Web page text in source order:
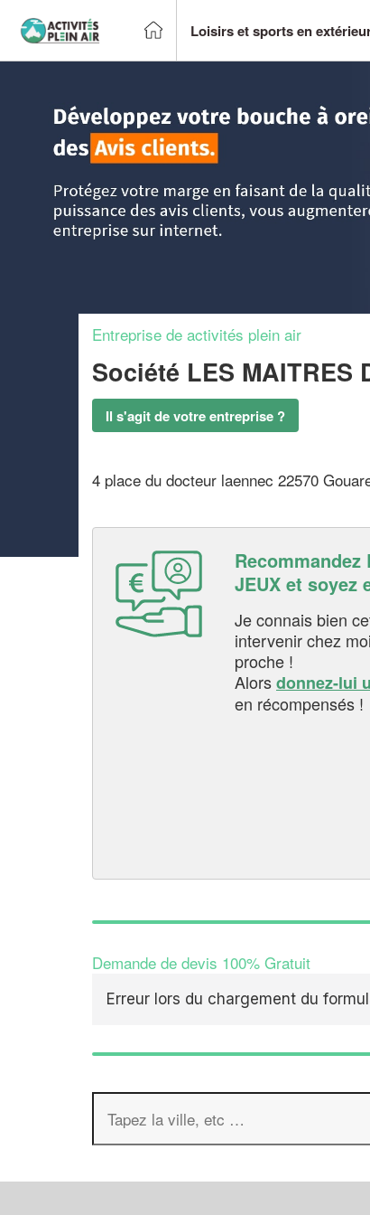
Loisirs et sports en
Entreprise de activités plein air
Société LES MAITRES
Il s'agit de votre entreprise ?
4 place du docteur laennec 22570
Recommandez
JEUX et soyez
Je connais bien
intervenir chez
proche !
Alorsdonnez-lui
en récompensés !
Demande de devis 100% Gratuit
Erreur lors du chargement du